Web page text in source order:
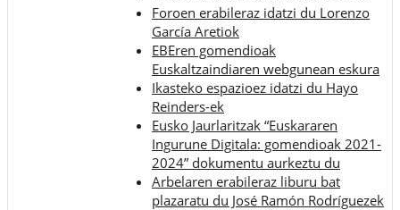
Foroen erabileraz idatzi du Lorenzo
García Aretiok
EBEren gomendioak
Euskaltzaindiaren webgunean eskura
Ikasteko espazioez idatzi du Hayo
Reinders-ek
Eusko Jaurlaritzak “Euskararen
Ingurune Digitala: gomendioak 2021-
2024” dokumentu aurkeztu du
Arbelaren erabileraz liburu bat
plazaratu du José Ramón Rodríguezek